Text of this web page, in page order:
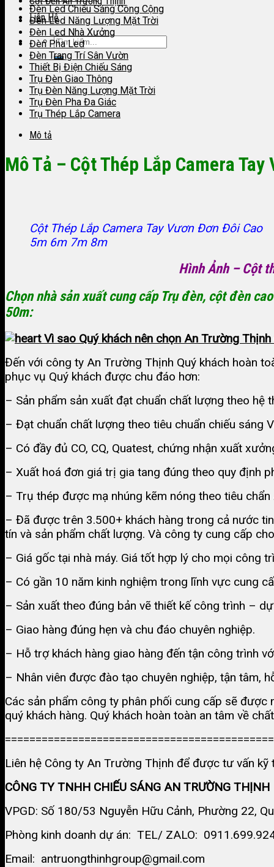
Liên Hệ
Đèn Led Chiếu Sáng Công Cộng
Đèn Led Năng Lượng Mặt Trời
Đèn Led Nhà Xưởng
Đèn Pha Led
Đèn Trang Trí Sân Vườn
Thiết Bị Điện Chiếu Sáng
Trụ Đèn Giao Thông
Trụ Đèn Năng Lượng Mặt Trời
Trụ Đèn Pha Đa Giác
Trụ Thép Lắp Camera
Mô tả
Mô Tả – Cột Thép Lắp Camera
Cột Thép Lắp Camera Tay Vươn Đơn Đôi Cao
5m 6m 7m 8m
Hình Ảnh – Cột
Chọn nhà sản xuất cung cấp Trụ đèn, cột đèn
50m:
Vì sao Quý khách nên chọn An Trường
Đến với công ty An Trường Thịnh Quý khách hoàn
phục vụ Quý khách được chu đáo hơn:
– Sản phẩm sản xuất đạt chuẩn chất lượng theo hệ
– Đạt chuẩn chất lượng theo tiêu chuẩn chiếu sáng
– Có đầy đủ CO, CQ, Quatest, chứng nhận xuất
– Xuất hoá đơn giá trị gia tang đúng theo quy định
– Trụ thép được mạ nhúng kẽm nóng theo tiêu
– Đã được trên 3.500+ khách hàng trong cả nước
tín và sản phẩm chất lượng. Và công ty cung cấp
– Giá gốc tại nhà máy. Giá tốt hợp lý cho mọi công
– Có gần 10 năm kinh nghiệm trong lĩnh vực cung
– Sản xuất theo đúng bản vẽ thiết kế công trình –
– Giao hàng đúng hẹn và chu đáo chuyên nghiệp.
– Hỗ trợ khách hàng giao hàng đến tận công trình
– Nhân viên được đào tạo chuyên nghiệp, tận tâm,
Các sản phẩm công ty phân phối cung cấp sẽ
quý khách hàng. Quý khách hoàn toàn an tâm về
Liên hệ Công ty An Trường Thịnh để được tư vấn kỹ
CÔNG TY TNHH CHIẾU SÁNG AN TRƯỜNG THỊNH
VPGD: Số 180/53 Nguyễn Hữu Cảnh, Phường 22,
Phòng kinh doanh dự án: TEL/ ZALO:
Email: antruongthinhgroup@gmail.com